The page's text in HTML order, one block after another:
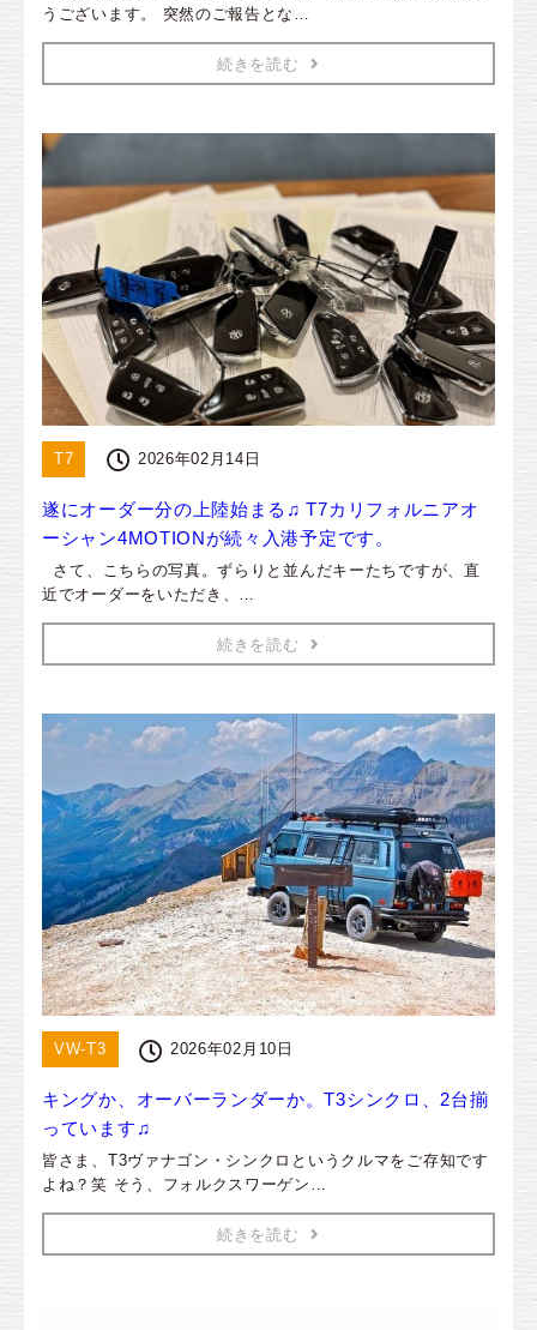
うございます。 突然のご報告とな…
続きを読む
T7 2026年02月14日
遂にオーダー分の上陸始まる♫ T7カリフォルニアオ
ーシャン4MOTIONが続々入港予定です。
さて、こちらの写真。ずらりと並んだキーたちですが、直
近でオーダーをいただき、…
続きを読む
VW-T3 2026年02月10日
キングか、オーバーランダーか。T3シンクロ、2台揃
っています♫
皆さま、T3ヴァナゴン・シンクロというクルマをご存知です
よね？笑 そう、フォルクスワーゲン…
続きを読む